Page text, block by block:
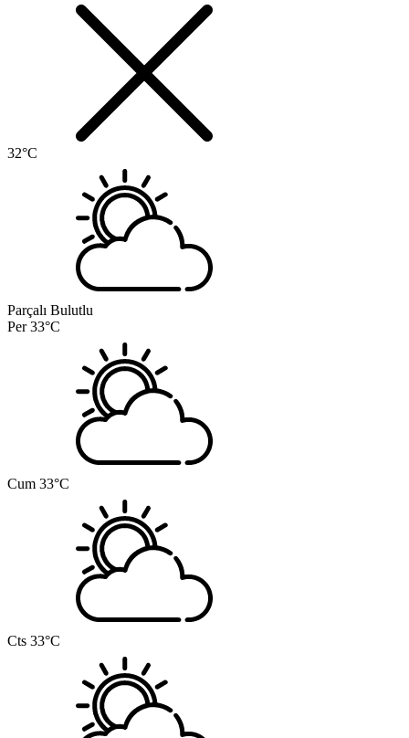
32°C
Parçalı Bulutlu
Per 33°C
Cum 33°C
Cts 33°C